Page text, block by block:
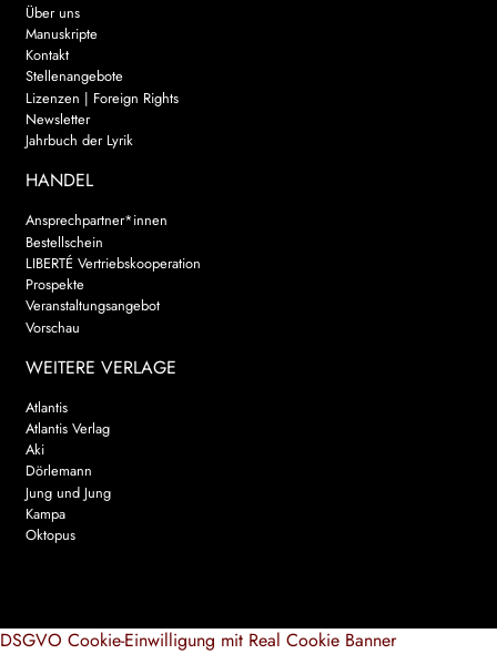
Über uns
Manuskripte
Kontakt
Stellenangebote
Lizenzen | Foreign Rights
Newsletter
Jahrbuch der Lyrik
HANDEL
Ansprechpartner*innen
Bestellschein
LIBERTÉ Vertriebskooperation
Prospekte
Veranstaltungsangebot
Vorschau
WEITERE VERLAGE
Atlantis
Atlantis Verlag
Aki
Dörlemann
Jung und Jung
Kampa
Oktopus
DSGVO Cookie-Einwilligung mit Real Cookie Banner